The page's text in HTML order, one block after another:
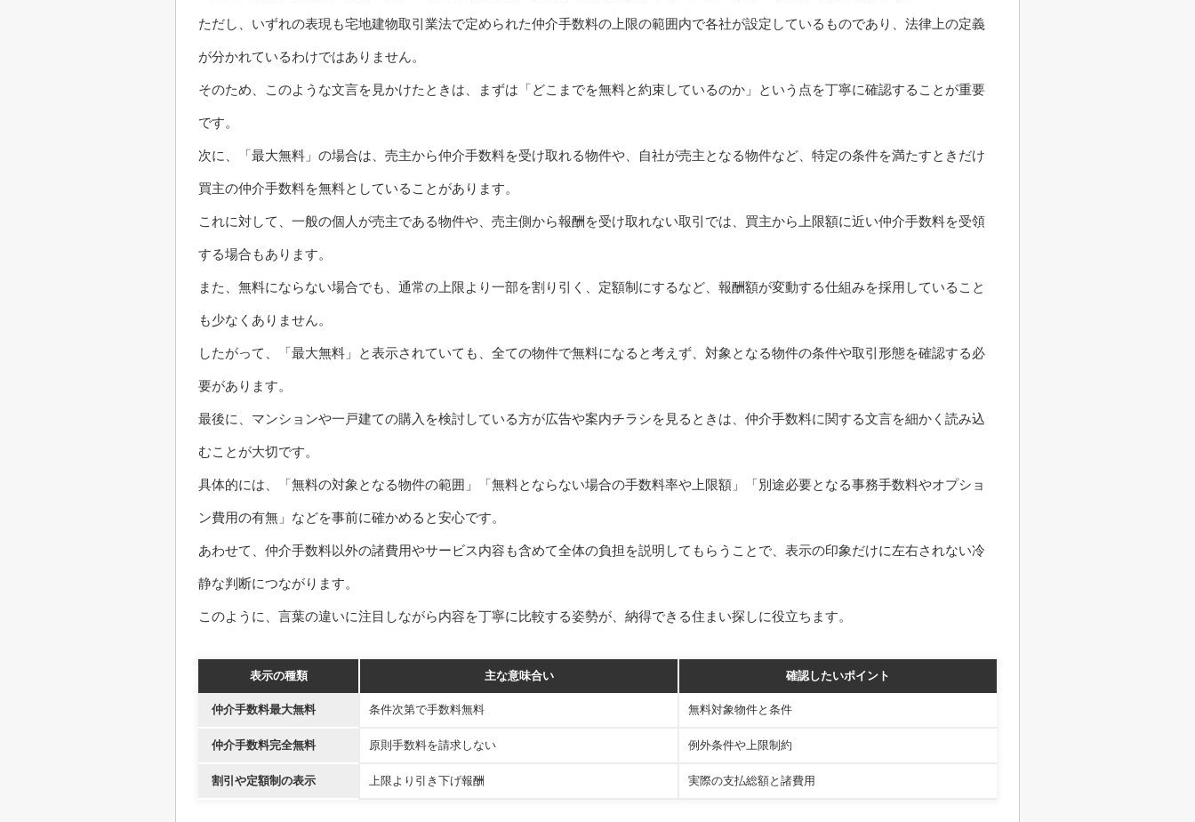
ただし、いずれの表現も宅地建物取引業法で定められた仲介手数料の上限の範囲内で各社が設定しているものであり、法律上の定義
が分かれているわけではありません。
そのため、このような文言を見かけたときは、まずは「どこまでを無料と約束しているのか」という点を丁寧に確認することが重要
です。
次に、「最大無料」の場合は、売主から仲介手数料を受け取れる物件や、自社が売主となる物件など、特定の条件を満たすときだけ
買主の仲介手数料を無料としていることがあります。
これに対して、一般の個人が売主である物件や、売主側から報酬を受け取れない取引では、買主から上限額に近い仲介手数料を受領
する場合もあります。
また、無料にならない場合でも、通常の上限より一部を割り引く、定額制にするなど、報酬額が変動する仕組みを採用していること
も少なくありません。
したがって、「最大無料」と表示されていても、全ての物件で無料になると考えず、対象となる物件の条件や取引形態を確認する必
要があります。
最後に、マンションや一戸建ての購入を検討している方が広告や案内チラシを見るときは、仲介手数料に関する文言を細かく読み込
むことが大切です。
具体的には、「無料の対象となる物件の範囲」「無料とならない場合の手数料率や上限額」「別途必要となる事務手数料やオプショ
ン費用の有無」などを事前に確かめると安心です。
あわせて、仲介手数料以外の諸費用やサービス内容も含めて全体の負担を説明してもらうことで、表示の印象だけに左右されない冷
静な判断につながります。
このように、言葉の違いに注目しながら内容を丁寧に比較する姿勢が、納得できる住まい探しに役立ちます。
表示の種類 主な意味合い 確認したいポイント
仲介手数料最大無料 条件次第で手数料無料 無料対象物件と条件
仲介手数料完全無料 原則手数料を請求しない 例外条件や上限制約
割引や定額制の表示 上限より引き下げ報酬 実際の支払総額と諸費用